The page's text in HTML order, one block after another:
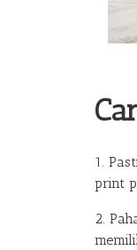
1.
print
2.